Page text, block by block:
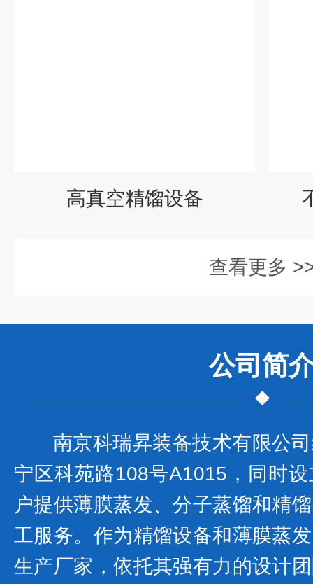
高真空精馏设备
查看更多
公司 简
南京科瑞昇装备技术有限公
宁区科苑路108号A1015，同时
户提供薄膜蒸发、分子蒸馏和精
工服务。作为精馏设备和薄膜蒸
生产厂家，依托其强有力的设计